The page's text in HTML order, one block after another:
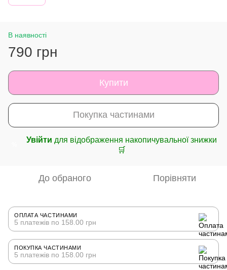
В наявності
790 грн
Купити
Покупка частинами
Увійти для відображення накопичувальної знижки
🛒
До обраного Порівняти
ОПЛАТА ЧАСТИНАМИ
5 платежів по 158.00 грн
ПОКУПКА ЧАСТИНАМИ
5 платежів по 158.00 грн